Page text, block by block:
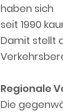
haben sich
seit 1990
Damit stellt
Regionale
Die